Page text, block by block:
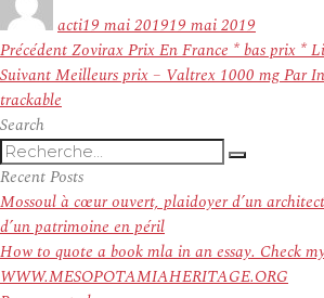
actile
19 mai 201919 mai 2019
Navigation
de
l’article
PrécédentArticle
précédent :
Zovirax Prix En France * bas prix *
SuivantArticle
suivant :
Meilleurs prix – Valtrex 1000 mg Par
trackable
Search
Recherche
pour
:
Recherche
Recent Posts
Mossoul à cœur ouvert, plaidoyer d’un
d’un patrimoine en péril
How to quote a book mla in an essay. Check
WWW.MESOPOTAMIAHERITAGE.ORG